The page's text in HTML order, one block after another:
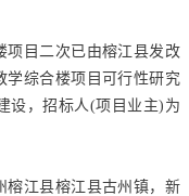
项目二次已由榕江县发改
学综合楼项目可行性研究
设，招标人(项目业主)为
榕江县榕江县古州镇，新